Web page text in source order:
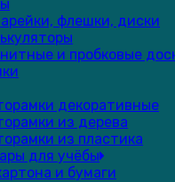
флешки, диски
и пробковые
декоративные
из дерева
из пластика
для учёбы
и бумаги